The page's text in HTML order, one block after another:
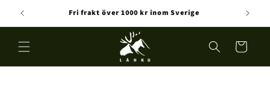
vidare
till
innehåll
Fri frakt över 1000 kr inom Sverige
Varukorg